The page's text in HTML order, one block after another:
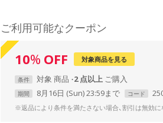
ご利用可能なクーポン
10% OFF 対象商品を見る
条件 対象 商品 2 点以上
期間 8月16日 (Sun) 23:59まで コード
※返品により条件を満たさない場合、割引は無効に